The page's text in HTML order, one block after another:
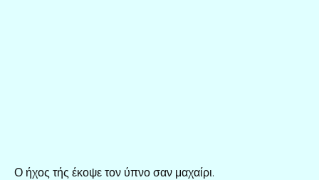
Ο ήχος τής έκοψε τον ύπνο σαν μαχαίρι.